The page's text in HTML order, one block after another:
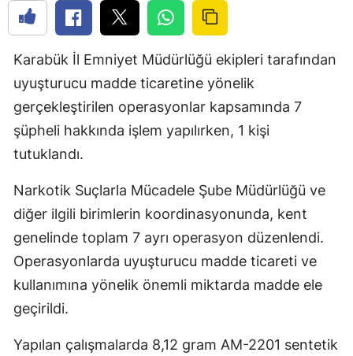
Karabük İl Emniyet Müdürlüğü ekipleri tarafından
uyuşturucu madde ticaretine yönelik
gerçekleştirilen operasyonlar kapsamında 7
şüpheli hakkında işlem yapılırken, 1 kişi
tutuklandı.
Narkotik Suçlarla Mücadele Şube Müdürlüğü ve
diğer ilgili birimlerin koordinasyonunda, kent
genelinde toplam 7 ayrı operasyon düzenlendi.
Operasyonlarda uyuşturucu madde ticareti ve
kullanımına yönelik önemli miktarda madde ele
geçirildi.
Yapılan çalışmalarda 8,12 gram AM-2201 sentetik